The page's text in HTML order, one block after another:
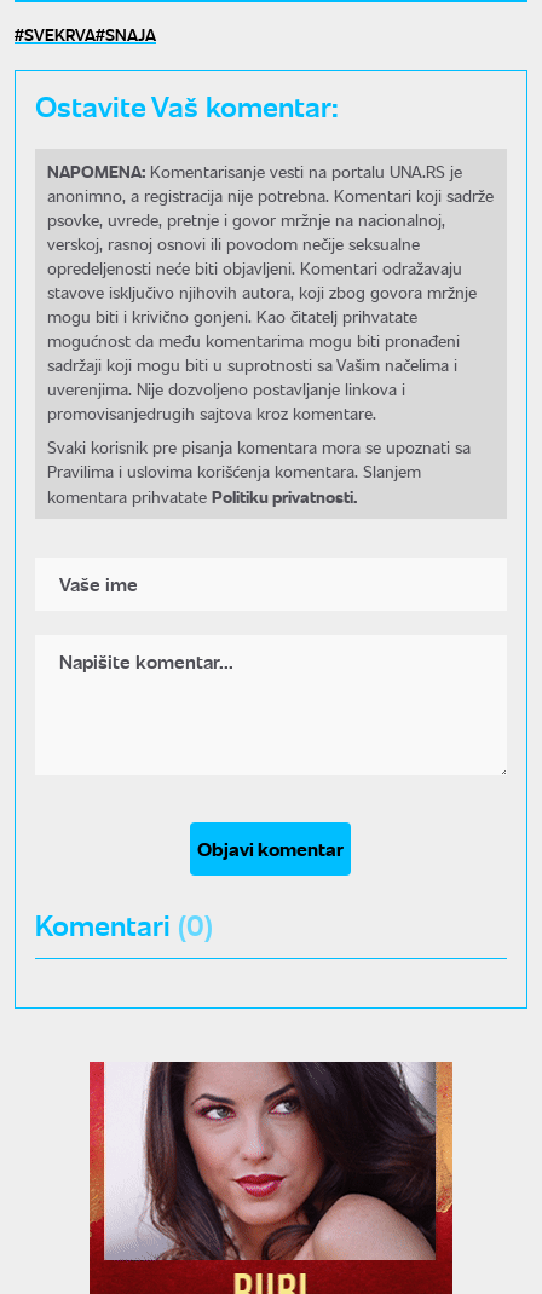
SVEKRVA SNAJA
Ostavite Vaš komentar:
NAPOMENA: Komentarisanje vesti na portalu UNA.RS je
anonimno, a registracija nije potrebna. Komentari koji sadrže
psovke, uvrede, pretnje i govor mržnje na nacionalnoj,
verskoj, rasnoj osnovi ili povodom nečije seksualne
opredeljenosti neće biti objavljeni. Komentari odražavaju
stavove isključivo njihovih autora, koji zbog govora mržnje
mogu biti i krivično gonjeni. Kao čitatelj prihvatate
mogućnost da među komentarima mogu biti pronađeni
sadržaji koji mogu biti u suprotnosti sa Vašim načelima i
uverenjima. Nije dozvoljeno postavljanje linkova i
promovisanjedrugih sajtova kroz komentare.
Svaki korisnik pre pisanja komentara mora se upoznati sa
Pravilima i uslovima korišćenja komentara. Slanjem
komentara prihvatate Politiku privatnosti.
Objavi komentar
Komentari (0)